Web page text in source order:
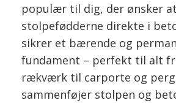
populær til dig, der ønsker
stolpefødderne direkte i
sikrer et bærende og
fundament – perfekt til alt
rækværk til carporte og
sammenføjer stolpen og